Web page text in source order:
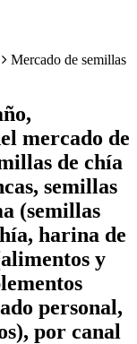
Mercado de semillas
mercado de
de chía
semillas
(semillas
harina de
y
personal,
por canal